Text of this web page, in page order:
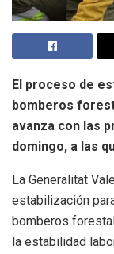
El proceso de
bomberos
avanza con las
domingo, a las
La Generalitat
estabilización
bomberos
la estabilidad